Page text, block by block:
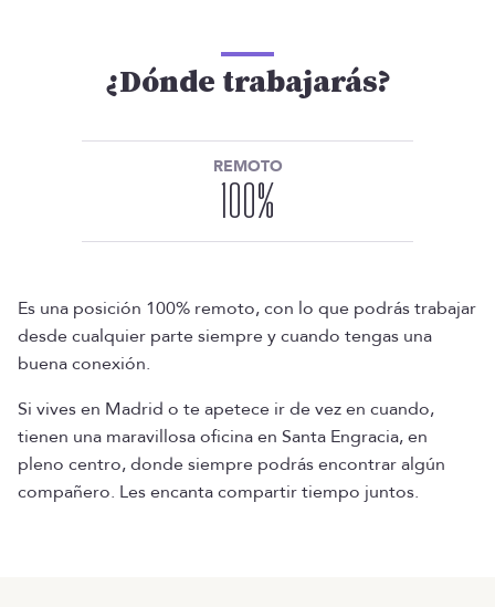
¿Dónde trabajarás?
REMOTO
100%
Es una posición 100% remoto, con lo que podrás trabajar
desde cualquier parte siempre y cuando tengas una
buena conexión.
Si vives en Madrid o te apetece ir de vez en cuando,
tienen una maravillosa oficina en Santa Engracia, en
pleno centro, donde siempre podrás encontrar algún
compañero. Les encanta compartir tiempo juntos.